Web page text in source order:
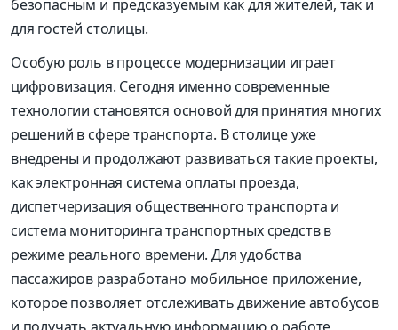
безопасным и предсказуемым как для жителей, так и
для гостей столицы.
Особую роль в процессе модернизации играет
цифровизация. Сегодня именно современные
технологии становятся основой для принятия многих
решений в сфере транспорта. В столице уже
внедрены и продолжают развиваться такие проекты,
как электронная система оплаты проезда,
диспетчеризация общественного транспорта и
система мониторинга транспортных средств в
режиме реального времени. Для удобства
пассажиров разработано мобильное приложение,
которое позволяет отслеживать движение автобусов